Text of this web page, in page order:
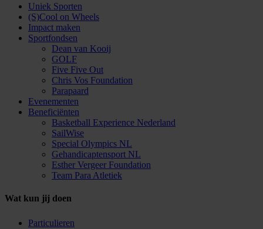
Uniek Sporten
(S)Cool on Wheels
Impact maken
Sportfondsen
Dean van Kooij
GOLF
Five Five Out
Chris Vos Foundation
Parapaard
Evenementen
Beneficiënten
Basketball Experience Nederland
SailWise
Special Olympics NL
Gehandicaptensport NL
Esther Vergeer Foundation
Team Para Atletiek
Wat kun jij doen
Particulieren